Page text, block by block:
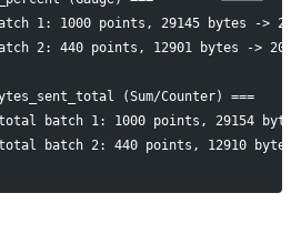
1: 1000 points, 29145 bytes ->
2: 440 points, 12901 bytes ->
(Sum/Counter) ===
batch 1: 1000 points, 29154
batch 2: 440 points, 12910